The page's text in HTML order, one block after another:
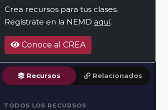
Crea recursos para tus clases.
Regístrate en la NEMD aquí.
Conoce al CREA
Recursos Relacionados
TODOS LOS RECURSOS